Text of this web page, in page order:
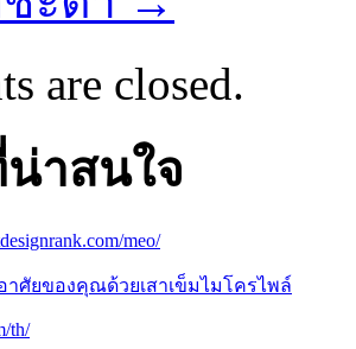
are closed.
น่าสนใจ
meo/
าศัยของคุณด้วยเสาเข็มไมโครไพล์
th/